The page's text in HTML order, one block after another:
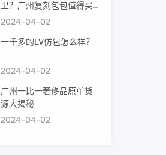
里？广州复刻包包值得买
吗？
2024-04-02
一千多的LV仿包怎么样？
2024-04-02
广州一比一奢侈品原单货
源大揭秘
2024-04-02